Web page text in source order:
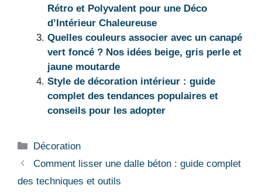
Rétro et Polyvalent pour une Déco
d’Intérieur Chaleureuse
Quelles couleurs associer avec un canapé
vert foncé ? Nos idées beige, gris perle et
jaune moutarde
Style de décoration intérieur : guide
complet des tendances populaires et
conseils pour les adopter
Catégories
Décoration
Comment lisser une dalle béton : guide complet
des techniques et outils